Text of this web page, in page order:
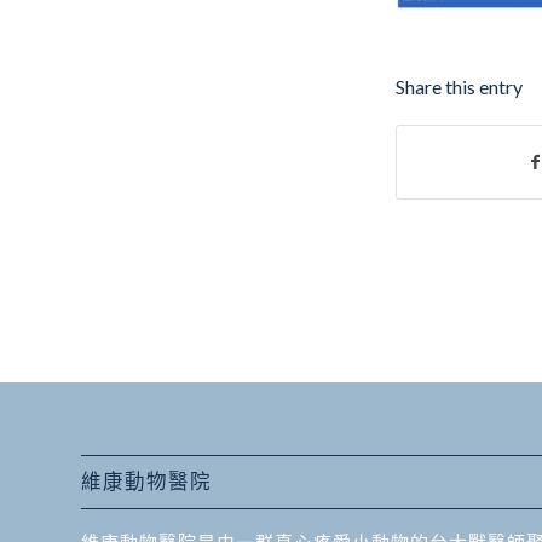
Share this entry
維康動物醫院